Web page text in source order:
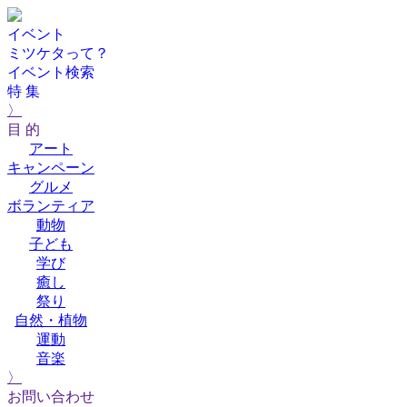
イベント
ミツケタって？
イベント検索
特 集
〉
目 的
アート
キャンペーン
グルメ
ボランティア
動物
子ども
学び
癒し
祭り
自然・植物
運動
音楽
〉
お問い合わせ